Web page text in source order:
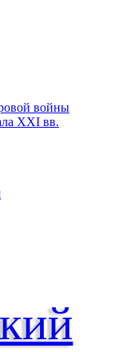
войны
XXI вв.